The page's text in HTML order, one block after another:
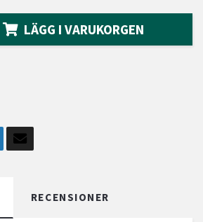
LÄGG I VARUKORGEN
RECENSIONER